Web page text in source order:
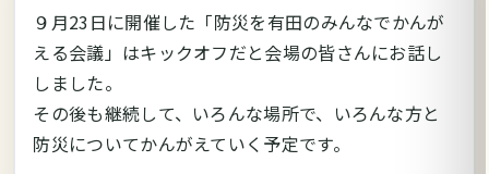
９月23日に開催した「防災を有田のみんなでかんが
える会議」はキックオフだと会場の皆さんにお話し
しました。
その後も継続して、いろんな場所で、いろんな方と
防災についてかんがえていく予定です。